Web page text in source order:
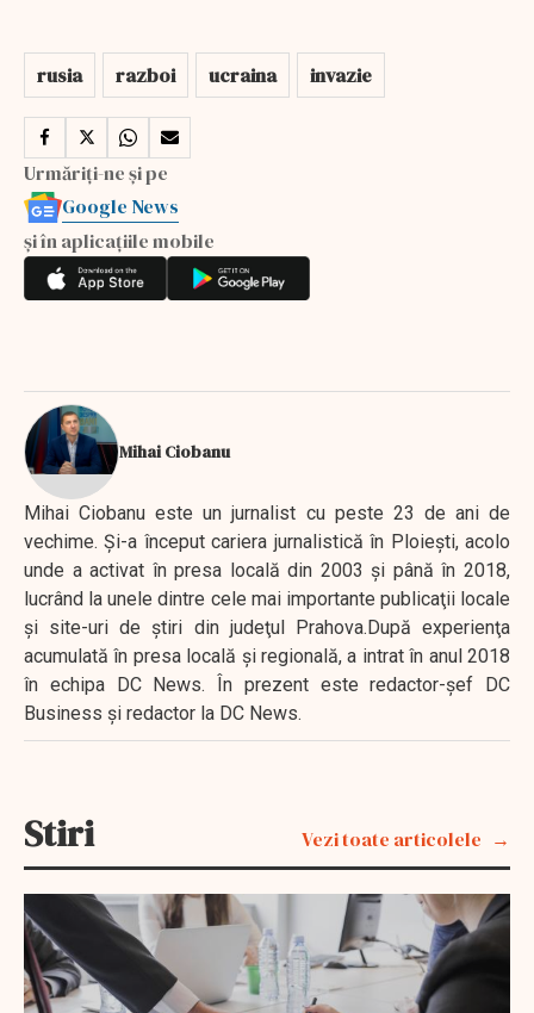
rusia razboi ucraina invazie
Urmăriți-ne și pe
Google News
și în aplicațiile mobile
Mihai Ciobanu
Mihai Ciobanu este un jurnalist cu peste 23 de ani de
vechime. Şi-a început cariera jurnalistică în Ploieşti, acolo
unde a activat în presa locală din 2003 şi până în 2018,
lucrând la unele dintre cele mai importante publicaţii locale
şi site-uri de ştiri din judeţul Prahova.După experienţa
acumulată în presa locală şi regională, a intrat în anul 2018
în echipa DC News. În prezent este redactor-şef DC
Business şi redactor la DC News.
Stiri Vezi toate articolele